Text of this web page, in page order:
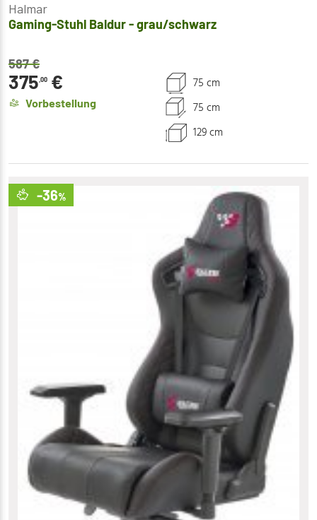
Halmar
Gaming-Stuhl Baldur - grau/schwarz
587€
375,00 €
Vorbestellung
75 cm
75 cm
129 cm
-36%